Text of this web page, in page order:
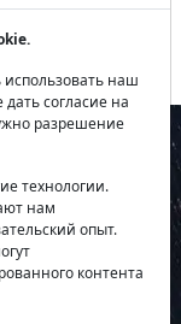
чартер
наш
согласие на
разрешение
технологии.
нам
опыт.
контента